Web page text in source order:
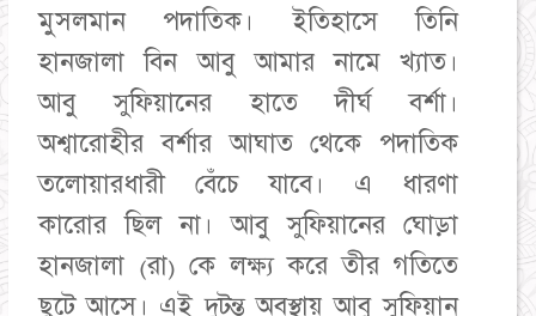
মুসলমান পদাতিক। ইতিহাসে তিনি
হানজালা বিন আবু আমার নামে খ্যাত।
আবু সুফিয়ানের হাতে দীর্ঘ বর্শা।
অশ্বারোহীর বর্শার আঘাত থেকে পদাতিক
তলোয়ারধারী বেঁচে যাবে। এ ধারণা
কারোর ছিল না। আবু সুফিয়ানের ঘোড়া
হানজালা (রা) কে লক্ষ্য করে তীর গতিতে
ছুটে আসে। এই দুটন্ত অবস্থায় আবু সুফিয়ান